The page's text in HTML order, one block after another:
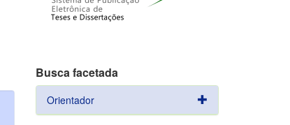
Busca facetada
Orientador